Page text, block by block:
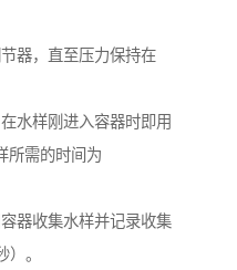
器，直至压力保持在
水样刚进入容器时即用
所需的时间为
器收集水样并记录收集
。